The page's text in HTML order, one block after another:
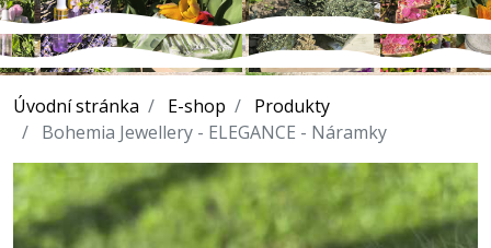
Úvodní stránka E-shop
Produkty
Bohemia Jewellery - ELEGANCE - Náramky